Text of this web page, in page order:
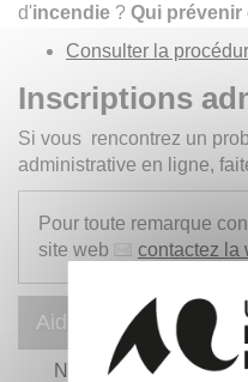
d'incendie ? Qui prévenir
Consulter la
Inscriptions
Si vous rencontrez un
administrative en ligne,
Pour toute remarque
site web
contactez la
Aide
Navigation interne